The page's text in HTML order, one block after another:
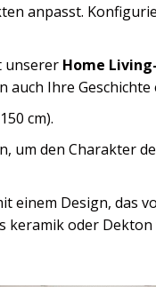
anpasst.
unserer Home Living-
auch Ihre Geschichte
cm).
um den Charakter
einem Design, das
keramik oder